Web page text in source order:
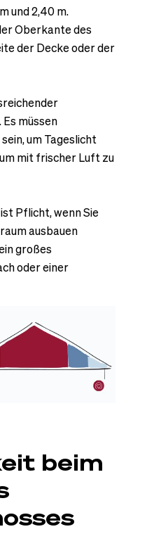
und 2,40 m.
Oberkante des
der Decke oder der
Es müssen
um Tageslicht
mit frischer Luft zu
Pflicht, wenn Sie
ausbauen
großes
oder einer
beim